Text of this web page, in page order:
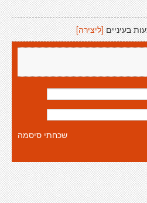
בעיניים [ליצירה]
שכחתי סיסמה